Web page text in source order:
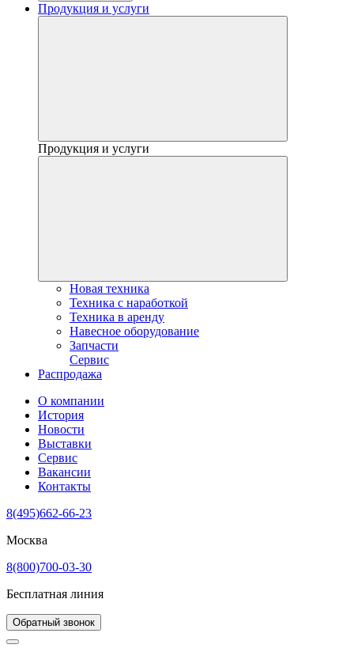
Продукция и услуги
Продукция и услуги
Новая техника
Техника с наработкой
Техника в аренду
Навесное оборудование
Запчасти
Сервис
Распродажа
О компании
История
Новости
Выставки
Сервис
Вакансии
Контакты
8(495)662-66-23
Москва
8(800)700-03-30
Бесплатная линия
Обратный звонок